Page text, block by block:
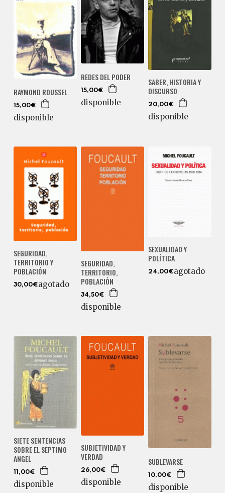
RAYMOND ROUSSEL
15,00€
disponible
REDES DEL PODER
15,00€
disponible
SABER, HISTORIA Y
DISCURSO
20,00€
disponible
SEGURIDAD,
TERRITORIO Y
POBLACIÓN
30,00€agotado
SEGURIDAD,
TERRITORIO,
POBLACIÓN
34,50€
disponible
SEXUALIDAD Y
POLÍTICA
24,00€agotado
SIETE SENTENCIAS
SOBRE EL SEPTIMO
ANGEL
11,00€
disponible
SUBJETIVIDAD Y
VERDAD
26,00€
disponible
SUBLEVARSE
10,00€
disponible